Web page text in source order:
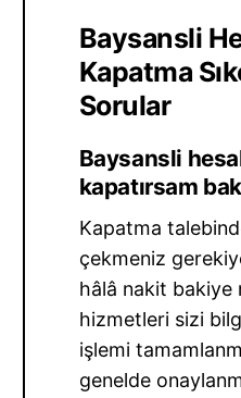
Baysansli
Kapatma
Sorular
Baysansli
kapatırsam
Kapatma
çekmeniz
hâlâ nakit bakiye
hizmetleri sizi
işlemi
genelde